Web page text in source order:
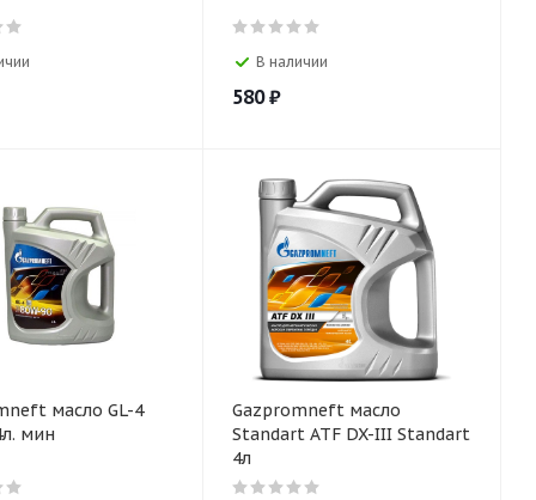
В наличии
580₽
масло GL-4
мин
Gazpromneft масло
Standart ATF DX-III Standart
4л